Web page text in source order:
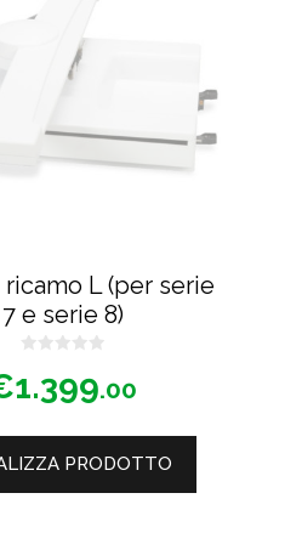
L (per serie
7 e serie 8)
s
u
1.399.00
PRODOTTO